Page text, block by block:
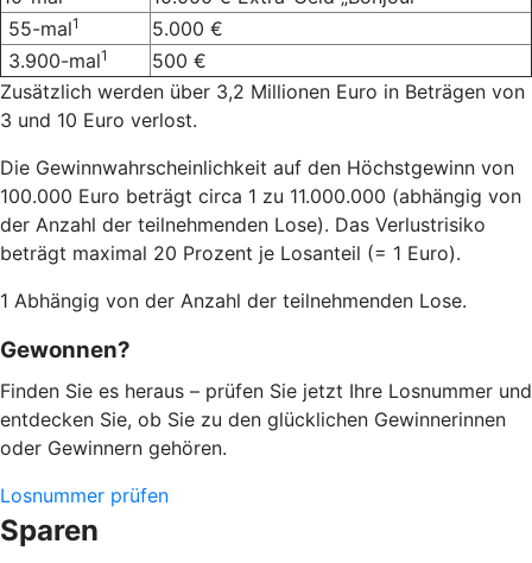
55-mal1
5.000 €
3.900-mal1
500 €
Zusätzlich werden über 3,2 Millionen Euro in Beträgen von
3 und 10 Euro verlost.
Die Gewinnwahrscheinlichkeit auf den Höchstgewinn von
100.000 Euro beträgt circa 1 zu 11.000.000 (abhängig von
der Anzahl der teilnehmenden Lose). Das Verlustrisiko
beträgt maximal 20 Prozent je Losanteil (= 1 Euro).
1 Abhängig von der Anzahl der teilnehmenden Lose.
Gewonnen?
Finden Sie es heraus – prüfen Sie jetzt Ihre Losnummer und
entdecken Sie, ob Sie zu den glücklichen Gewinnerinnen
oder Gewinnern gehören.
Losnummer prüfen
Sparen